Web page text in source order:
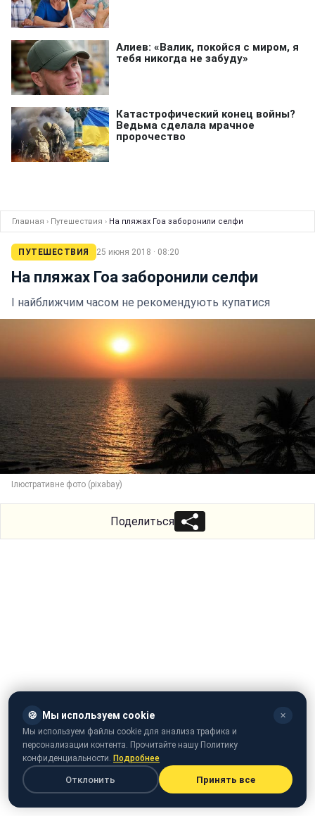
Главная › Путешествия › На пляжах Гоа заборонили селфи
ПУТЕШЕСТВИЯ 25 июня 2018 · 08:20
На пляжах Гоа заборонили селфи
І найближчим часом не рекомендують купатися
Ілюстративне фото (pixabay)
Поделиться
🍪 Мы используем cookie ✕
Мы используем файлы cookie для анализа трафика и
персонализации контента. Прочитайте нашу Политику
конфиденциальности. Подробнее
Отклонить Принять все